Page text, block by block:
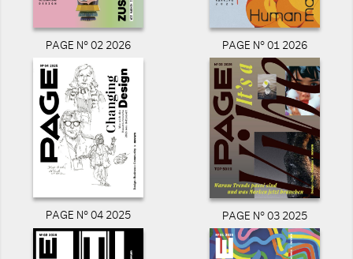
PAGE N° 02 2026 PAGE N° 01 2026
PAGE N° 04 2025 PAGE N° 03 2025